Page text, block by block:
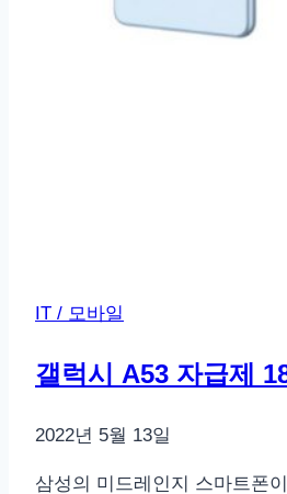
IT / 모바일
갤럭시 A53 자급제
2022년 5월 13일
삼성의 미드레인지 스마트폰